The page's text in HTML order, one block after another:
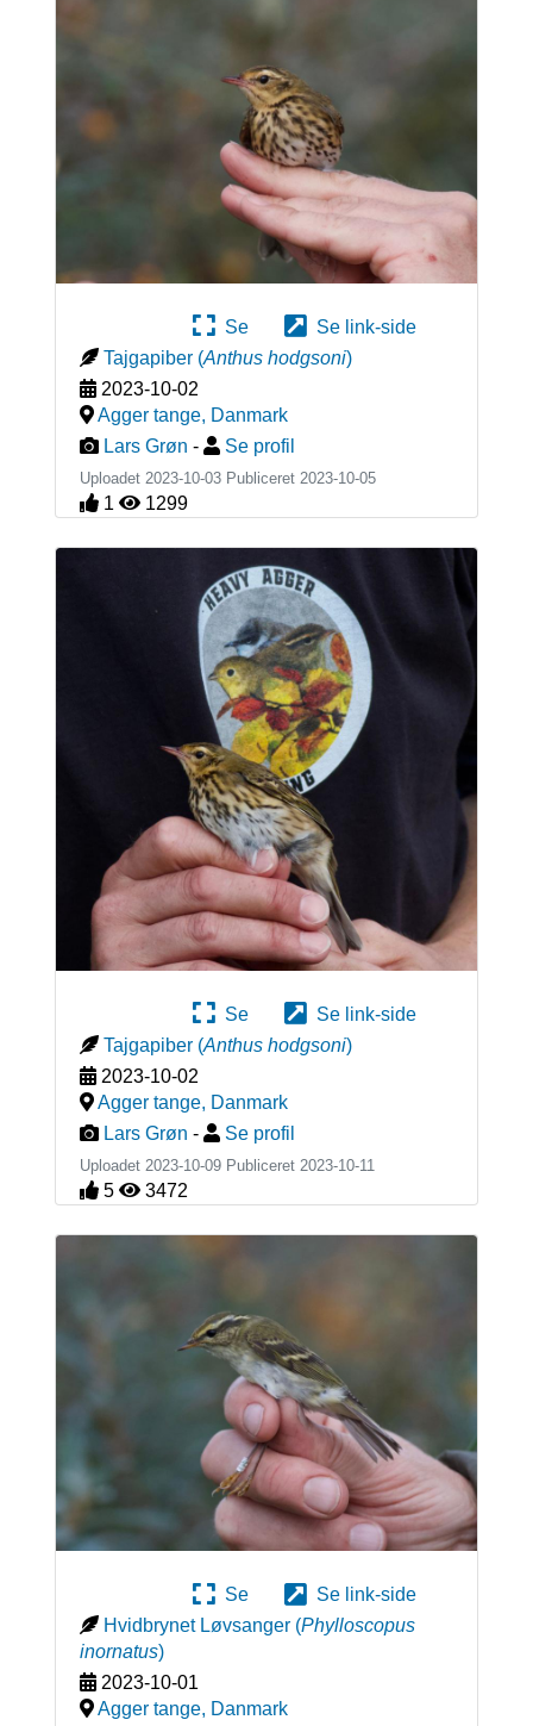
Se
Se link-side
Tajgapiber (Anthus hodgsoni)
2023-10-02
Agger tange, Danmark
Lars Grøn - Se profil
Uploadet 2023-10-03 Publiceret 2023-10-05
1 1299
Se
Se link-side
Tajgapiber (Anthus hodgsoni)
2023-10-02
Agger tange, Danmark
Lars Grøn - Se profil
Uploadet 2023-10-09 Publiceret 2023-10-11
5 3472
Se
Se link-side
Hvidbrynet Løvsanger (Phylloscopus
inornatus)
2023-10-01
Agger tange, Danmark